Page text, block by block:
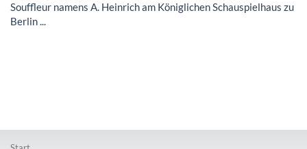
Souffleur namens A. Heinrich am Königlichen Schauspielhaus zu
Berlin ...